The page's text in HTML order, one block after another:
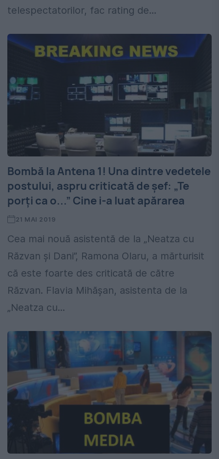
telespectatorilor, fac rating de...
Bombă la Antena 1! Una dintre vedetele
postului, aspru criticată de șef: „Te
porți ca o...” Cine i-a luat apărarea
21 MAI 2019
Cea mai nouă asistentă de la „Neatza cu
Răzvan și Dani”, Ramona Olaru, a mărturisit
că este foarte des criticată de către
Răzvan. Flavia Mihășan, asistenta de la
„Neatza cu...